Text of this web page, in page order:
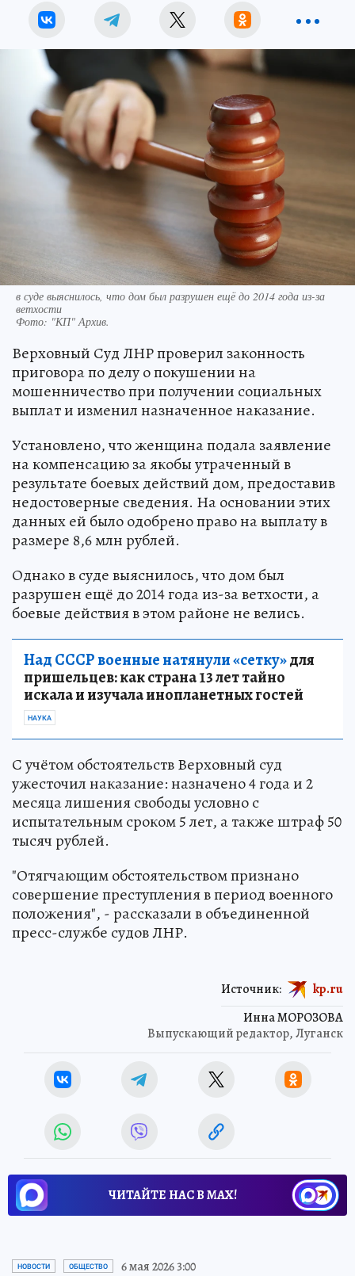
в суде выяснилось, что дом был разрушен ещё до 2014 года из-за
ветхости
Фото: "КП" Архив.
Верховный Суд ЛНР проверил законность
приговора по делу о покушении на
мошенничество при получении социальных
выплат и изменил назначенное наказание.
Установлено, что женщина подала заявление
на компенсацию за якобы утраченный в
результате боевых действий дом, предоставив
недостоверные сведения. На основании этих
данных ей было одобрено право на выплату в
размере 8,6 млн рублей.
Однако в суде выяснилось, что дом был
разрушен ещё до 2014 года из-за ветхости, а
боевые действия в этом районе не велись.
Над СССР военные натянули «сетку»для
пришельцев: как страна 13 лет тайно
искала и изучала инопланетных гостей
НАУКА
С учётом обстоятельств Верховный суд
ужесточил наказание: назначено 4 года и 2
месяца лишения свободы условно с
испытательным сроком 5 лет, а также штраф 50
тысяч рублей.
"Отягчающим обстоятельством признано
совершение преступления в период военного
положения", - рассказали в объединенной
пресс-службе судов ЛНР.
Инна МОРОЗОВА
Выпускающий редактор, Луганск
Источник: kp.ru
ЧИТАЙТЕ НАС В МАХ!
НОВОСТИ ОБЩЕСТВО 6 мая 2026 3:00